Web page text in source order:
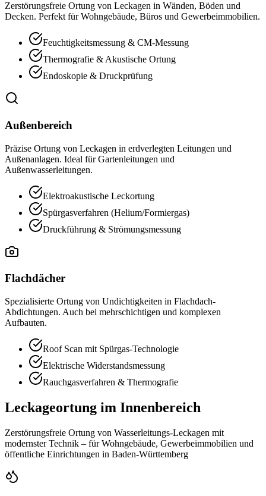
Zerstörungsfreie Ortung von Leckagen in Wänden, Böden und
Decken. Perfekt für Wohngebäude, Büros und Gewerbeimmobilien.
Feuchtigkeitsmessung & CM-Messung
Thermografie & Akustische Ortung
Endoskopie & Druckprüfung
Außenbereich
Präzise Ortung von Leckagen in erdverlegten Leitungen und
Außenanlagen. Ideal für Gartenleitungen und
Außenwasserleitungen.
Elektroakustische Leckortung
Spürgasverfahren (Helium/Formiergas)
Druckführung & Strömungsmessung
Flachdächer
Spezialisierte Ortung von Undichtigkeiten in Flachdach-
Abdichtungen. Auch bei mehrschichtigen und komplexen
Aufbauten.
Roof Scan mit Spürgas-Technologie
Elektrische Widerstandsmessung
Rauchgasverfahren & Thermografie
Leckageortung im Innenbereich
Zerstörungsfreie Ortung von Wasserleitungs-Leckagen mit
modernster Technik – für Wohngebäude, Gewerbeimmobilien und
öffentliche Einrichtungen in Baden-Württemberg